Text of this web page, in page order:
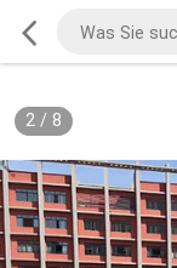
2/ 8